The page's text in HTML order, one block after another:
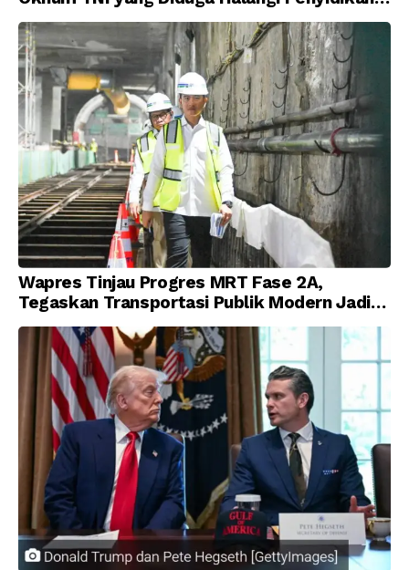
Korupsi
Wapres Tinjau Progres MRT Fase 2A,
Tegaskan Transportasi Publik Modern Jadi
Prioritas Nasional